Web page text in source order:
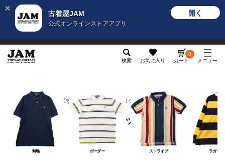
古着屋JAM
公式オンラインストアアプリ
開く
検索 お気に入り カート
0
メニュー
カテゴリから探す トップス ポロシャツ
ポロシャツ
無地 ボーダー ストライプ ラガーシ